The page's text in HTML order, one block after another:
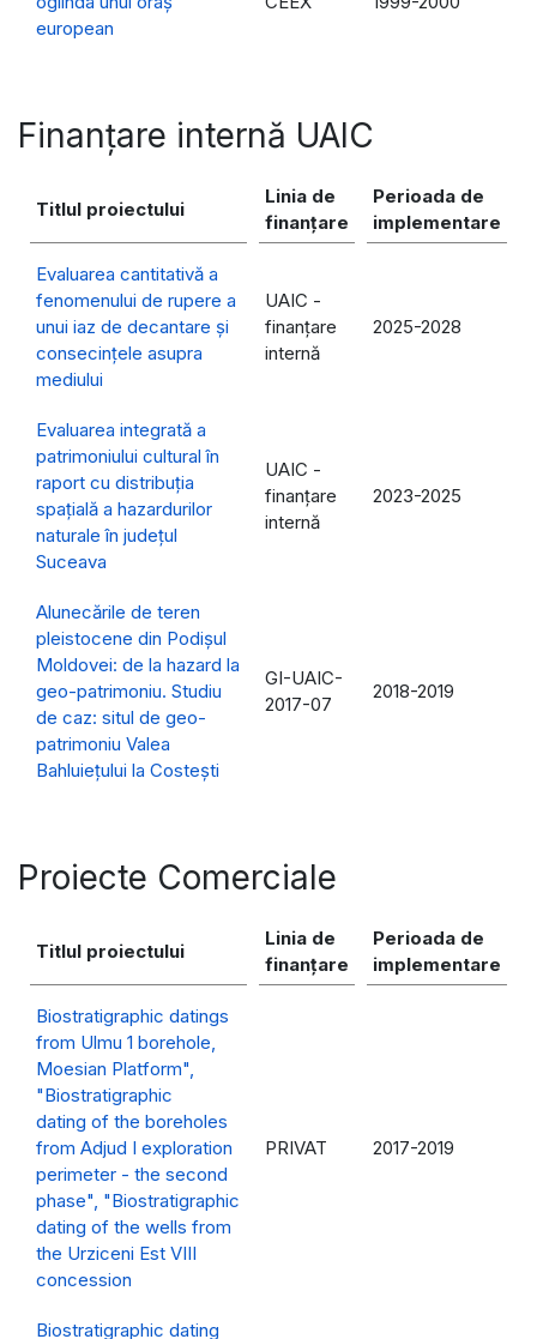
european
Finanțare internă UAIC
Titlul proiectului
Linia de
finanțare
Perioada de
implementare
Evaluarea cantitativă a
fenomenului de rupere a
unui iaz de decantare și
consecințele asupra
mediului
UAIC -
finanțare
internă
2025-2028
Evaluarea integrată a
patrimoniului cultural în
raport cu distribuția
spațială a hazardurilor
naturale în județul
Suceava
UAIC -
finanțare
internă
2023-2025
Alunecările de teren
pleistocene din Podișul
Moldovei: de la hazard la
geo-patrimoniu. Studiu
de caz: situl de geo-
patrimoniu Valea
Bahluiețului la Costești
GI-UAIC-
2017-07
2018-2019
Proiecte Comerciale
Titlul proiectului
Linia de
finanțare
Perioada de
implementare
Biostratigraphic datings
from Ulmu 1 borehole,
Moesian Platform",
"Biostratigraphic
dating of the boreholes
from Adjud I exploration
perimeter - the second
phase", "Biostratigraphic
dating of the wells from
the Urziceni Est VIII
concession
PRIVAT 2017-2019
Biostratigraphic dating